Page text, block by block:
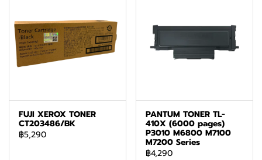
FUJI XEROX TONER
CT203486/BK
฿5,290
PANTUM TONER TL-
410X (6000 pages)
P3010 M6800 M7100
M7200 Series
฿4,290